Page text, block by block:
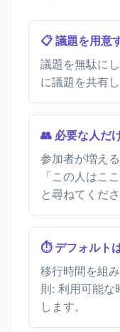
📋 議題を用意
議題を無駄に
に議題を共有し
👥 必要な人だ
参加者が増え
「この人はこ
と尋ねてくださ
⏱️ デフォルト
移行時間を組
則: 利用可能な
します。